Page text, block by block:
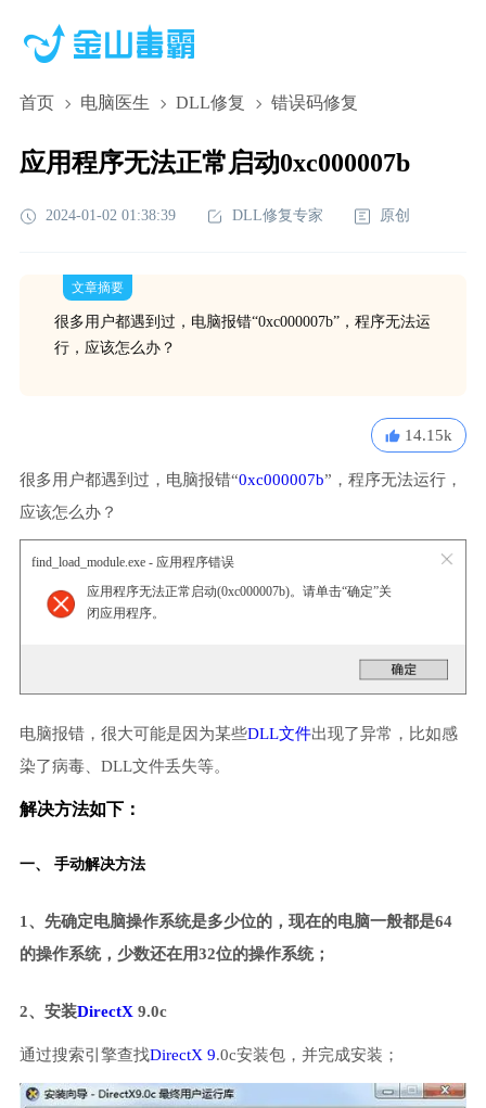
首页 电脑医生 DLL修复 错误码修复
应用程序无法正常启动0xc000007b
2024-01-02 01:38:39 DLL修复专家 原创
文章摘要
很多用户都遇到过，电脑报错“0xc000007b”，程序无法运
行，应该怎么办？
14.15k
很多用户都遇到过，电脑报错“0xc000007b”，程序无法运行，
应该怎么办？
find_load_module.exe - 应用程序错误
应用程序无法正常启动(0xc000007b)。请单击“确定”关
闭应用程序。
电脑报错，很大可能是因为某些DLL文件出现了异常，比如感
染了病毒、DLL文件丢失等。
解决方法如下：
一、 手动解决方法
1、先确定电脑操作系统是多少位的，现在的电脑一般都是64
的操作系统，少数还在用32位的操作系统；
2、安装DirectX 9.0c
通过搜索引擎查找DirectX 9.0c安装包，并完成安装；